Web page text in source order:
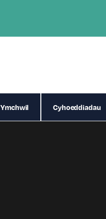
Ymchwil Cyhoeddiadau